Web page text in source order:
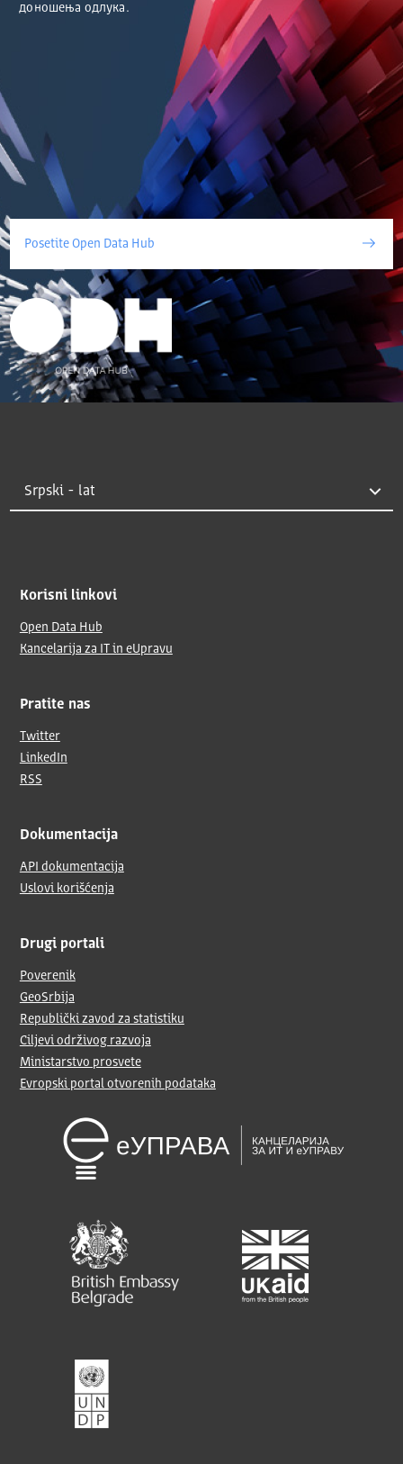
доношења одлука.
Posetite Open Data Hub
Korisni linkovi
Open Data Hub
Kancelarija za IT in eUpravu
Pratite nas
Twitter
LinkedIn
RSS
Dokumentacija
API dokumentacija
Uslovi korišćenja
Drugi portali
Poverenik
GeoSrbija
Republički zavod za statistiku
Ciljevi održivog razvoja
Ministarstvo prosvete
Evropski portal otvorenih podataka